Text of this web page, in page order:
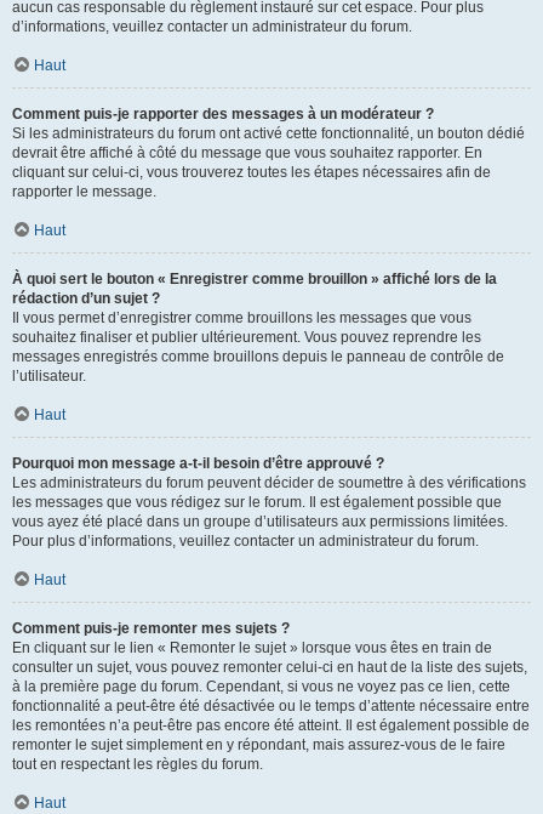
aucun cas responsable du règlement instauré sur cet espace. Pour plus
d’informations, veuillez contacter un administrateur du forum.
Haut
Comment puis-je rapporter des messages à un modérateur ?
Si les administrateurs du forum ont activé cette fonctionnalité, un bouton dédié
devrait être affiché à côté du message que vous souhaitez rapporter. En
cliquant sur celui-ci, vous trouverez toutes les étapes nécessaires afin de
rapporter le message.
Haut
À quoi sert le bouton « Enregistrer comme brouillon » affiché lors de la
rédaction d’un sujet ?
Il vous permet d’enregistrer comme brouillons les messages que vous
souhaitez finaliser et publier ultérieurement. Vous pouvez reprendre les
messages enregistrés comme brouillons depuis le panneau de contrôle de
l’utilisateur.
Haut
Pourquoi mon message a-t-il besoin d’être approuvé ?
Les administrateurs du forum peuvent décider de soumettre à des vérifications
les messages que vous rédigez sur le forum. Il est également possible que
vous ayez été placé dans un groupe d’utilisateurs aux permissions limitées.
Pour plus d’informations, veuillez contacter un administrateur du forum.
Haut
Comment puis-je remonter mes sujets ?
En cliquant sur le lien « Remonter le sujet » lorsque vous êtes en train de
consulter un sujet, vous pouvez remonter celui-ci en haut de la liste des sujets,
à la première page du forum. Cependant, si vous ne voyez pas ce lien, cette
fonctionnalité a peut-être été désactivée ou le temps d’attente nécessaire entre
les remontées n’a peut-être pas encore été atteint. Il est également possible de
remonter le sujet simplement en y répondant, mais assurez-vous de le faire
tout en respectant les règles du forum.
Haut